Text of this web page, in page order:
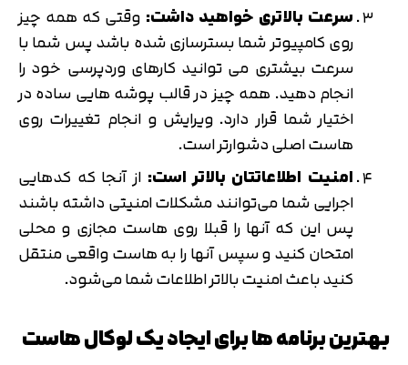
سرعت بالاتری خواهید داشت: وقتی که همه چیز
روی کامپیوتر شما بسترسازی شده باشد پس شما با
سرعت بیشتری می توانید کارهای وردپرسی خود را
انجام دهید. همه چیز در قالب پوشه هایی ساده در
اختیار شما قرار دارد. ویرایش و انجام تغییرات روی
هاست اصلی دشوارتر است.
امنیت اطلاعاتتان بالاتر است: از آنجا که کدهایی
اجرایی شما می‌توانند مشکلات امنیتی داشته باشند
پس این که آنها را قبلا روی هاست مجازی و محلی
امتحان کنید و سپس آنها را به هاست واقعی منتقل
کنید باعث امنیت بالاتر اطلاعات شما می‌شود.
بهترین برنامه ها برای ایجاد یک لوکال هاست